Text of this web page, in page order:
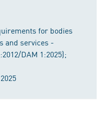
for bodies
and services -
DAM 1:2025);